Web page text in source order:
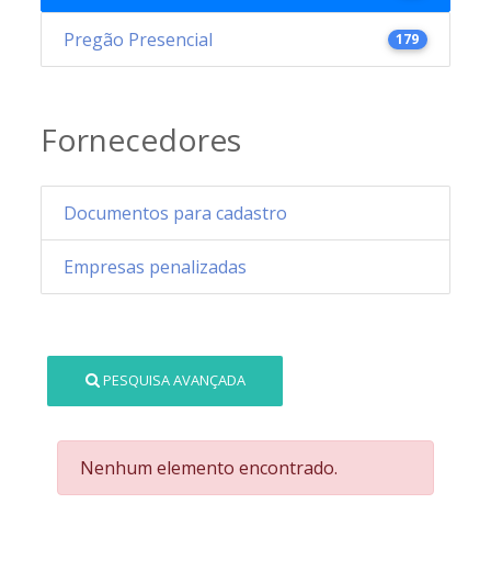
Pregão Presencial 179
Fornecedores
Documentos para cadastro
Empresas penalizadas
PESQUISA AVANÇADA
Nenhum elemento encontrado.